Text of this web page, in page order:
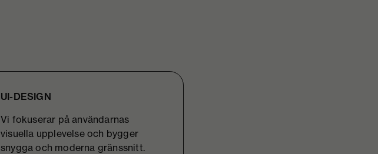
UI-DESIGN
Vi fokuserar på användarnas
visuella upplevelse och bygger
snygga och moderna gränssnitt.